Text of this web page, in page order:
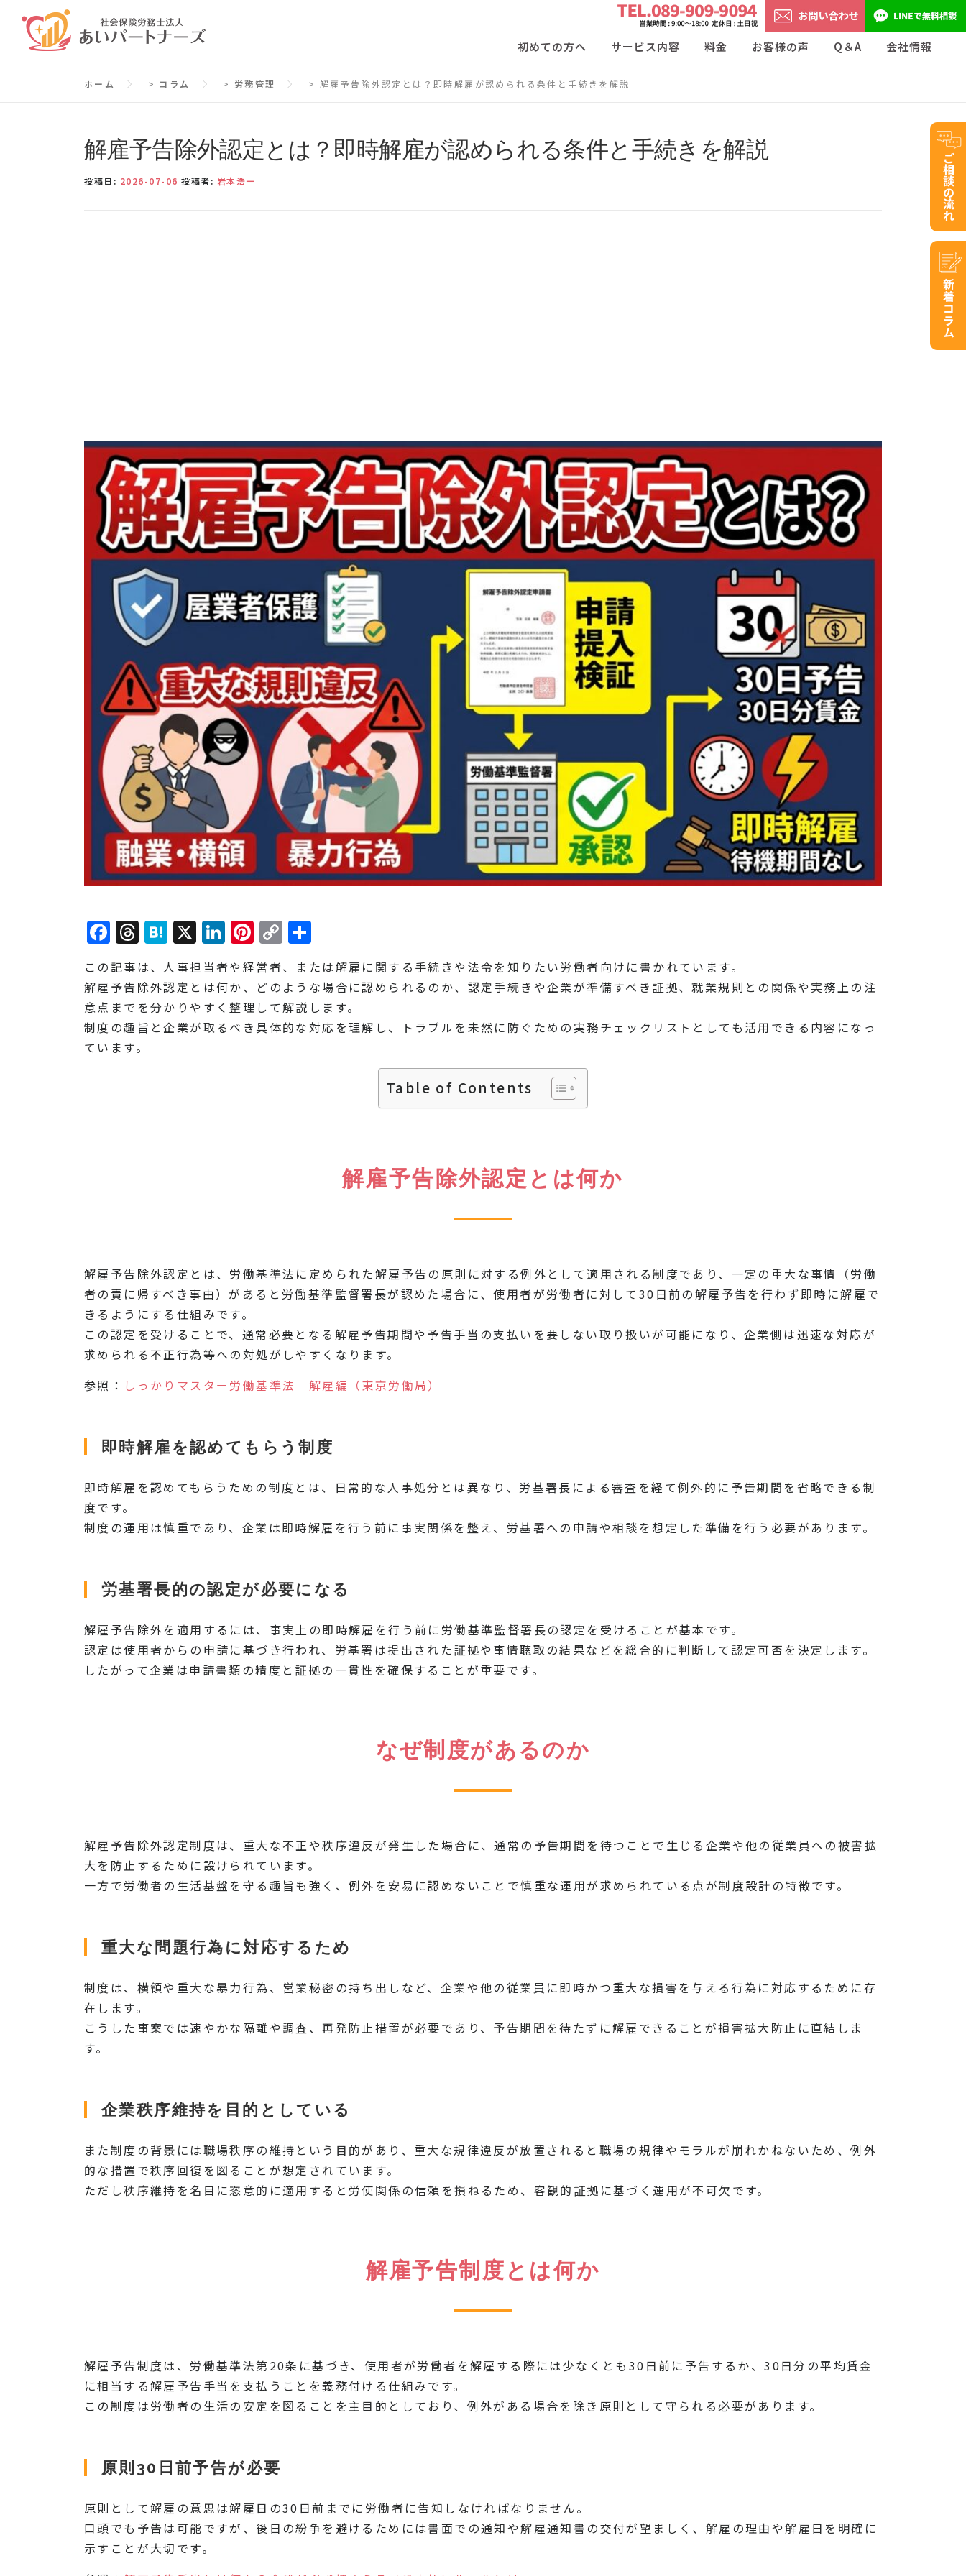
初めての方へ サービス内容 料金 お客様の声 Q＆A 会社情報
ホーム > コラム > 労務管理 > 解雇予告除外認定とは？即時解雇が認められる条件と手続きを解説
解雇予告除外認定とは？即時解雇が認められる条件と手続きを解説
投稿日: 2026-07-06 投稿者: 岩本浩一
Facebook
Threads
Hatena
X LinkedIn
Pinterest
Copy
Link
有
この記事は、人事担当者や経営者、または解雇に関する手続きや法令を知りたい労働者向けに書かれています。
解雇予告除外認定とは何か、どのような場合に認められるのか、認定手続きや企業が準備すべき証拠、就業規則との関係や実務上の注
意点までを分かりやすく整理して解説します。
制度の趣旨と企業が取るべき具体的な対応を理解し、トラブルを未然に防ぐための実務チェックリストとしても活用できる内容になっ
ています。
Table of Contents
解雇予告除外認定とは何か
解雇予告除外認定とは、労働基準法に定められた解雇予告の原則に対する例外として適用される制度であり、一定の重大な事情（労働
者の責に帰すべき事由）があると労働基準監督署長が認めた場合に、使用者が労働者に対して30日前の解雇予告を行わず即時に解雇で
きるようにする仕組みです。
この認定を受けることで、通常必要となる解雇予告期間や予告手当の支払いを要しない取り扱いが可能になり、企業側は迅速な対応が
求められる不正行為等への対処がしやすくなります。
参照： しっかりマスター労働基準法 解雇編（東京労働局）
即時解雇を認めてもらう制度
即時解雇を認めてもらうための制度とは、日常的な人事処分とは異なり、労基署長による審査を経て例外的に予告期間を省略できる制
度です。
制度の運用は慎重であり、企業は即時解雇を行う前に事実関係を整え、労基署への申請や相談を想定した準備を行う必要があります。
労基署長的の認定が必要になる
解雇予告除外を適用するには、事実上の即時解雇を行う前に労働基準監督署長の認定を受けることが基本です。
認定は使用者からの申請に基づき行われ、労基署は提出された証拠や事情聴取の結果などを総合的に判断して認定可否を決定します。
したがって企業は申請書類の精度と証拠の一貫性を確保することが重要です。
なぜ制度があるのか
解雇予告除外認定制度は、重大な不正や秩序違反が発生した場合に、通常の予告期間を待つことで生じる企業や他の従業員への被害拡
大を防止するために設けられています。
一方で労働者の生活基盤を守る趣旨も強く、例外を安易に認めないことで慎重な運用が求められている点が制度設計の特徴です。
重大な問題行為に対応するため
制度は、横領や重大な暴力行為、営業秘密の持ち出しなど、企業や他の従業員に即時かつ重大な損害を与える行為に対応するために存
在します。
こうした事案では速やかな隔離や調査、再発防止措置が必要であり、予告期間を待たずに解雇できることが損害拡大防止に直結しま
す。
企業秩序維持を目的としている
また制度の背景には職場秩序の維持という目的があり、重大な規律違反が放置されると職場の規律やモラルが崩れかねないため、例外
的な措置で秩序回復を図ることが想定されています。
ただし秩序維持を名目に恣意的に適用すると労使関係の信頼を損ねるため、客観的証拠に基づく運用が不可欠です。
解雇予告制度とは何か
解雇予告制度は、労働基準法第20条に基づき、使用者が労働者を解雇する際には少なくとも30日前に予告するか、30日分の平均賃金
に相当する解雇予告手当を支払うことを義務付ける仕組みです。
この制度は労働者の生活の安定を図ることを主目的としており、例外がある場合を除き原則として守られる必要があります。
原則30日前予告が必要
原則として解雇の意思は解雇日の30日前までに労働者に告知しなければなりません。
口頭でも予告は可能ですが、後日の紛争を避けるためには書面での通知や解雇通知書の交付が望ましく、解雇の理由や解雇日を明確に
示すことが大切です。